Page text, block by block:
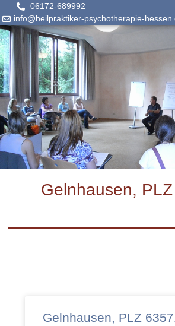
06172-689992
info@heilpraktiker-psychotherapie-
Gelnhausen,
Gelnhausen, PLZ